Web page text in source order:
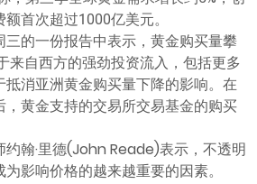
首次超过1000亿美元。
的一份报告中表示，黄金购买量攀
来自西方的强劲投资流入，包括更多
消亚洲黄金购买量下降的影响。在
黄金支持的交易所交易基金的购买
翰·里德(John Reade)表示，不透明
影响价格的越来越重要的因素。